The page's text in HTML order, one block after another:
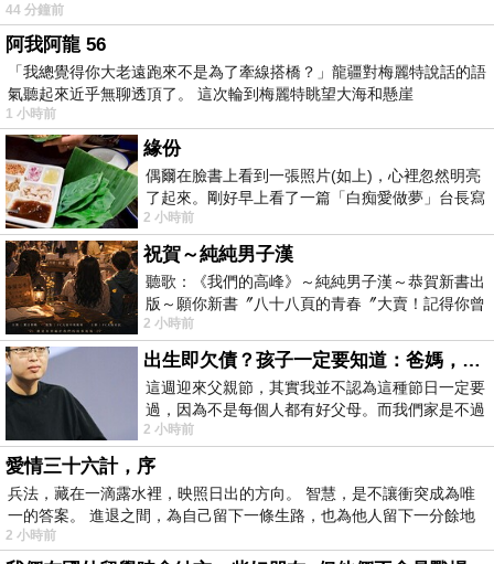
https
44 分鐘前
阿我阿龍 56
「我總覺得你大老遠跑來不是為了牽線搭橋？」龍疆對梅麗特說話的語
氣聽起來近乎無聊透頂了。 這次輪到梅麗特眺望大海和懸崖
1 小時前
緣份
偶爾在臉書上看到一張照片(如上)，心裡忽然明亮
了起來。剛好早上看了一篇「白痴愛做夢」台長寫
的貼文，在回顧年輕時瘋狂愛上
2 小時前
祝賀～純純男子漢
聽歌：《我們的高峰》～純純男子漢～恭賀新書出
版～願你新書〞八十八頁的青春〞大賣！記得你曾
經在我的版留言…「好讚的圖^^感覺大家
2 小時前
出生即欠債？孩子一定要知道：爸媽，其實我不欠你們
這週迎來父親節，其實我並不認為這種節日一定要
過，因為不是每個人都有好父母。而我們家是不過
節的，平時也沒什麼儀式感，生活趨近冷
2 小時前
愛情三十六計，序
兵法，藏在一滴露水裡，映照日出的方向。 智慧，是不讓衝突成為唯
一的答案。 進退之間，為自己留下一條生路，也為他人留下一分餘地
2 小時前